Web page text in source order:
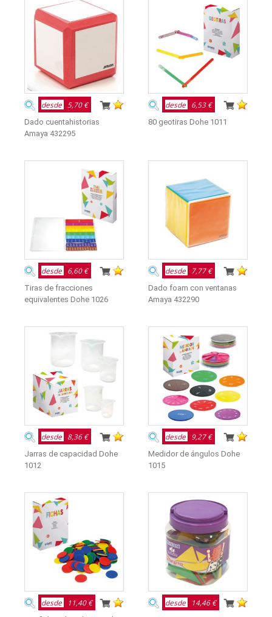
desde 5,70 €
Dado cuentahistorias
Amaya 432295
desde 6,53 €
80 geotiras Dohe 1011
desde 6,60 €
Tiras de fracciones
equivalentes Dohe 1026
desde 7,77 €
Dado foam con ventanas
Amaya 432290
desde 8,36 €
Jarras de capacidad Dohe
1012
desde 9,27 €
Medidor de ángulos Dohe
1015
desde 11,40 € desde 14,46 €